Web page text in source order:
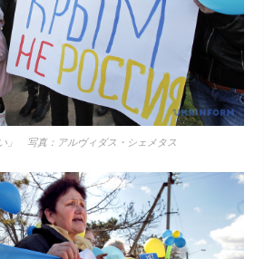
」 写真：アルヴィダス・シェメタス